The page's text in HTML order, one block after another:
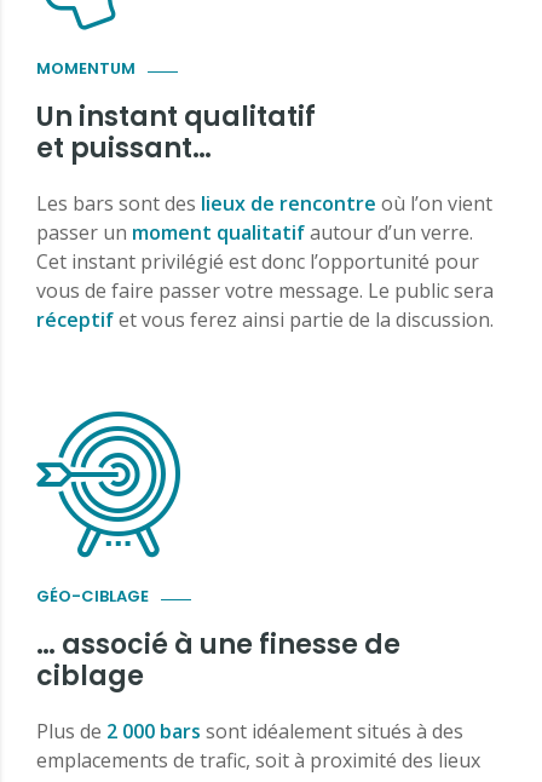
MOMENTUM
Un instant qualitatif
et puissant…
Les bars sont des lieux de rencontre où l’on vient
passer un moment qualitatifautour d’un verre.
Cet instant privilégié est donc l’opportunité pour
vous de faire passer votre message. Le public sera
réceptifet vous ferez ainsi partie de la discussion.
GÉO-CIBLAGE
… associé à une finesse de
ciblage
Plus de 2 000 bars sont idéalement situés à des
emplacements de trafic, soit à proximité des lieux